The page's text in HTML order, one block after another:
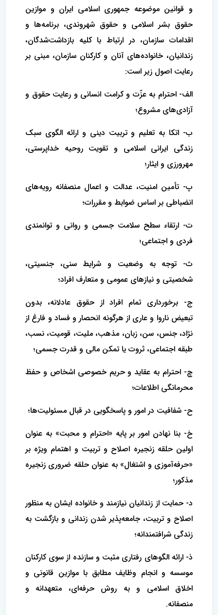
و قوانین موضوعه جمهوری اسلامی ایران و موازین
حقوق بشر اسلامی و حقوق شهروندی، برنامه‌ها و
اقدامات سازمان، در ارتباط با کلیه بازداشت‌شدگان،
زندانیان، خانواده‌های آنان و کارکنان سازمان، مبنی بر
رعایت اصول زیر است:
الف- احترام به عزّت و کرامت انسانی و رعایت حقوق و
آزادی‌های مشروع؛
ب- اتکا به تعلیم و تربیت دینی و ارائه الگوی سبک
زندگی ایرانی اسلامی و تقویت روحیه خداپرستی،
مهرورزی و ایثار؛
پ- تأمین امنیت، عدالت و اعمال منصفانه رویه‌های
انضباطی بر اساس ضوابط و مقررات؛
ت- ارتقاء سطح سلامت جسمی و روانی و توانمندی
فردی و اجتماعی؛
ث- توجه به وضعیت و شرایط سنی، جنسیتی،
شخصیتی و نیازهای عمومی و متعارف افراد؛
ج- برخورداری تمام افراد از حقوق عادلانه، بدون
تبعیض ناروا و عاری از هرگونه انحصار و فساد و فارغ از
نژاد، جنس، سن، زبان، مذهب، ملیت، قومیت، نسب،
طبقه اجتماعی، ثروت یا تمکن مالی و قدرت جسمی؛
چ- احترام به عقاید و حریم خصوصی اشخاص و حفظ
محرمانگی اطلاعات؛
ح- شفافیت در امور و پاسخگویی در قبال مسئولیت‌ها؛
خ- بنا نهادن امور بر پایه «احترام و محبت» به عنوان
اولین حلقه زنجیره اصلاح و تربیت و اهتمام ویژه بر
«حرفه‌آموزی و اشتغال» به عنوان حلقه ضروری زنجیره
مذکور؛
د- حمایت از زندانیان نیازمند و خانواده ایشان به منظور
اصلاح و تربیت، جامعه‌پذیر شدن زندانی و بازگشت به
زندگی شرافتمندانه؛
ذ- ارائه الگوهای رفتاری مثبت و سازنده از سوی کارکنان
موسسه و انجام وظایف مطابق با موازین قانونی و
اخلاق اسلامی و به روش حرفه‌ای، متعهدانه و
منصفانه.